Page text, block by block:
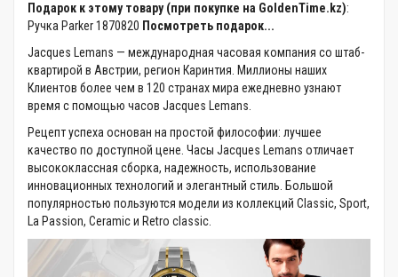
Подарок к этому товару (при покупке на GoldenTime.kz):
Ручка Parker 1870820 Посмотреть подарок...
Jacques Lemans — международная часовая компания со штаб-
квартирой в Австрии, регион Каринтия. Миллионы наших
Клиентов более чем в 120 странах мира ежедневно узнают
время с помощью часов Jacques Lemans.
Рецепт успеха основан на простой философии: лучшее
качество по доступной цене. Часы Jacques Lemans отличает
высококлассная сборка, надежность, использование
инновационных технологий и элегантный стиль. Большой
популярностью пользуются модели из коллекций Classic, Sport,
La Passion, Ceramic и Retro classic.